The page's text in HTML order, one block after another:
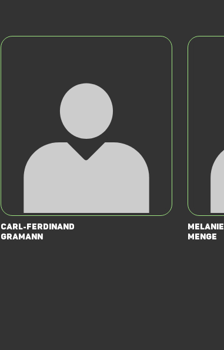
Carl-Ferdinand
Gramann
Melanie
Menge